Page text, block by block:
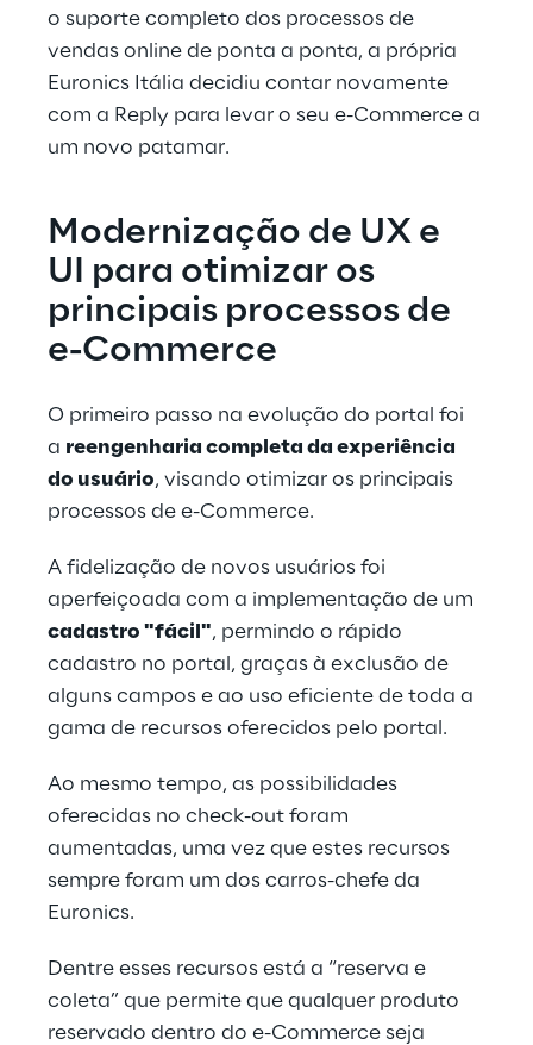
o suporte completo dos processos de
vendas online de ponta a ponta, a própria
Euronics Itália decidiu contar novamente
com a Reply para levar o seu e-Commerce a
um novo patamar.
Modernização de UX e
UI para otimizar os
principais processos de
e-Commerce
O primeiro passo na evolução do portal foi
a reengenharia completa da experiência
do usuário, visando otimizar os principais
processos de e-Commerce.
A fidelização de novos usuários foi
aperfeiçoada com a implementação de um
cadastro "fácil", permindo o rápido
cadastro no portal, graças à exclusão de
alguns campos e ao uso eficiente de toda a
gama de recursos oferecidos pelo portal.
Ao mesmo tempo, as possibilidades
oferecidas no check-out foram
aumentadas, uma vez que estes recursos
sempre foram um dos carros-chefe da
Euronics.
Dentre esses recursos está a “reserva e
coleta” que permite que qualquer produto
reservado dentro do e-Commerce seja